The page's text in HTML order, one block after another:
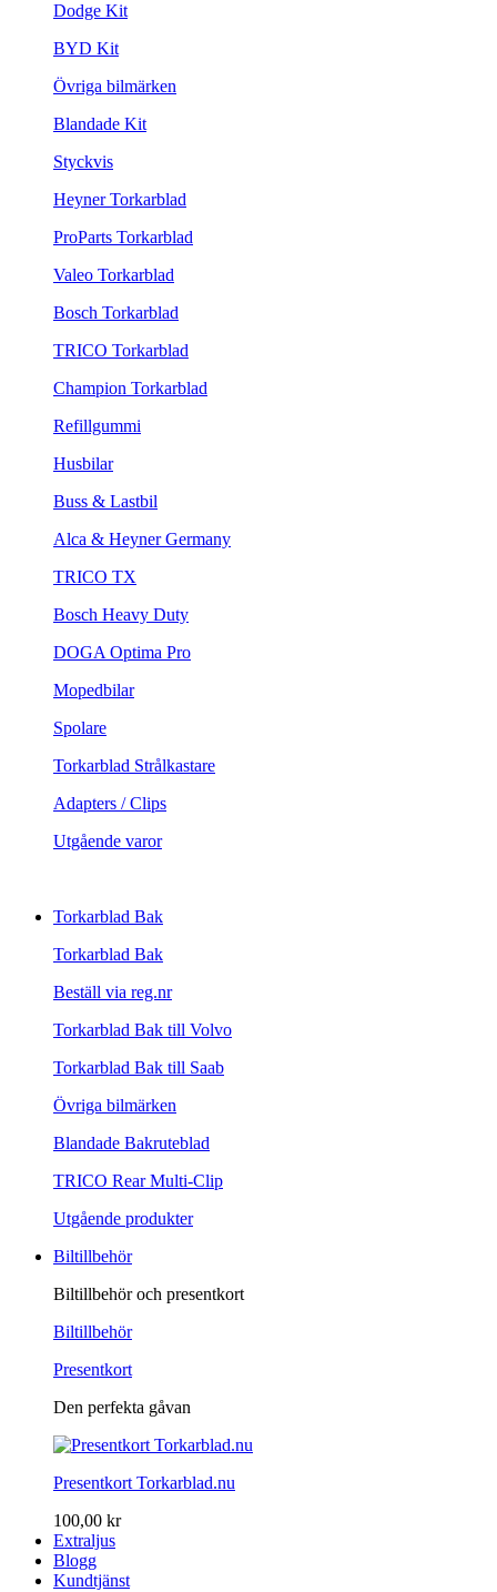
Dodge Kit
BYD Kit
Övriga bilmärken
Blandade Kit
Styckvis
Heyner Torkarblad
ProParts Torkarblad
Valeo Torkarblad
Bosch Torkarblad
TRICO Torkarblad
Champion Torkarblad
Refillgummi
Husbilar
Buss & Lastbil
Alca & Heyner Germany
TRICO TX
Bosch Heavy Duty
DOGA Optima Pro
Mopedbilar
Spolare
Torkarblad Strålkastare
Adapters / Clips
Utgående varor
Torkarblad Bak
Torkarblad Bak
Beställ via reg.nr
Torkarblad Bak till Volvo
Torkarblad Bak till Saab
Övriga bilmärken
Blandade Bakruteblad
TRICO Rear Multi-Clip
Utgående produkter
Biltillbehör
Biltillbehör och presentkort
Biltillbehör
Presentkort
Den perfekta gåvan
Presentkort Torkarblad.nu
100,00 kr
Extraljus
Blogg
Kundtjänst